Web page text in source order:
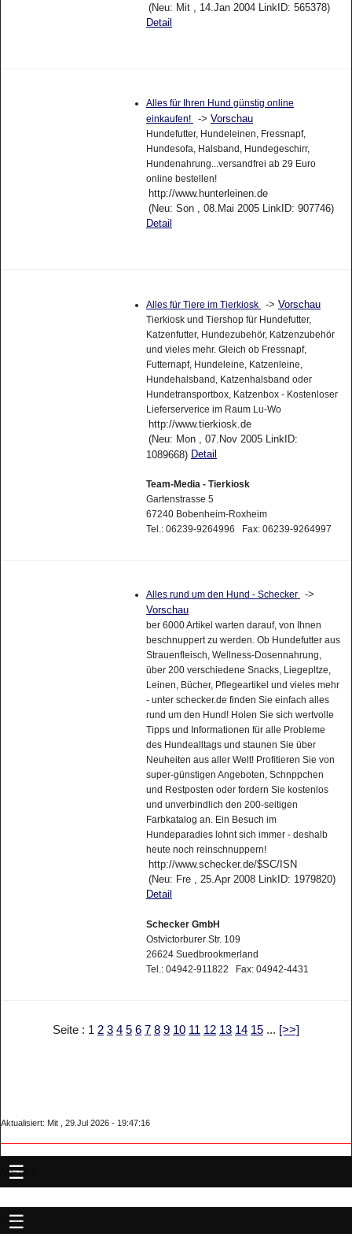
(Neu: Mit , 14.Jan 2004 LinkID: 565378)
Detail
Alles für Ihren Hund günstig online
einkaufen!
-> Vorschau
Hundefutter, Hundeleinen, Fressnapf,
Hundesofa, Halsband, Hundegeschirr,
Hundenahrung...versandfrei ab 29 Euro
online bestellen!
http://www.hunterleinen.de
(Neu: Son , 08.Mai 2005 LinkID: 907746)
Detail
Alles für Tiere im Tierkiosk -> Vorschau
Tierkiosk und Tiershop für Hundefutter,
Katzenfutter, Hundezubehör, Katzenzubehör
und vieles mehr. Gleich ob Fressnapf,
Futternapf, Hundeleine, Katzenleine,
Hundehalsband, Katzenhalsband oder
Hundetransportbox, Katzenbox - Kostenloser
Lieferserverice im Raum Lu-Wo
http://www.tierkiosk.de
(Neu: Mon , 07.Nov 2005 LinkID:
1089668) Detail
Team-Media - Tierkiosk
Gartenstrasse 5
67240 Bobenheim-Roxheim
Tel.: 06239-9264996 Fax: 06239-9264997
Alles rund um den Hund - Schecker
->
Vorschau
ber 6000 Artikel warten darauf, von Ihnen
beschnuppert zu werden. Ob Hundefutter aus
Strauenfleisch, Wellness-Dosennahrung,
über 200 verschiedene Snacks, Liegepltze,
Leinen, Bücher, Pflegeartikel und vieles mehr
- unter schecker.de finden Sie einfach alles
rund um den Hund! Holen Sie sich wertvolle
Tipps und Informationen für alle Probleme
des Hundealltags und staunen Sie über
Neuheiten aus aller Welt! Profitieren Sie von
super-günstigen Angeboten, Schnppchen
und Restposten oder fordern Sie kostenlos
und unverbindlich den 200-seitigen
Farbkatalog an. Ein Besuch im
Hundeparadies lohnt sich immer - deshalb
heute noch reinschnuppern!
http://www.schecker.de/$SC/ISN
(Neu: Fre , 25.Apr 2008 LinkID: 1979820)
Detail
Schecker GmbH
Ostvictorburer Str. 109
26624 Suedbrookmerland
Tel.: 04942-911822 Fax: 04942-4431
Seite : 1 2 3 4 5 6 7 8 9 10 11 12 13 14 15 ... [>>]
Aktualisiert: Mit , 29.Jul 2026 - 19:47:16
MENU
MENU